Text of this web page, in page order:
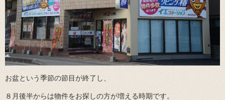
お盆という季節の節目が終了し、
８月後半からは物件をお探しの方が増える時期です。